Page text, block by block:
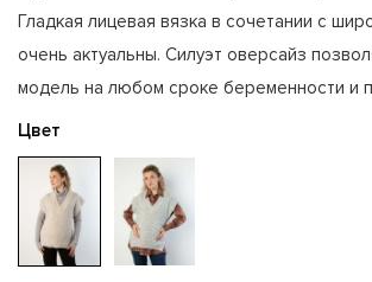
Гладкая лицевая вязка в сочетании с
очень актуальны. Силуэт оверсайз
модель на любом сроке беременности и
Цвет